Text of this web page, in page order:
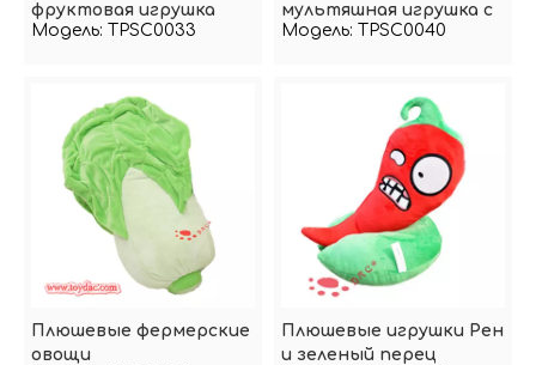
фруктовая игрушка
Модель: TPSC0033
мультяшная игрушка с
луком и овощами
Модель: TPSC0040
Плюшевые фермерские
овощи
Плюшевые игрушки Рен
и зеленый перец